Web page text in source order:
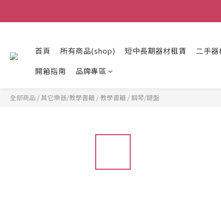
首頁 所有商品(shop) 短中長期器材租賃
二手
開箱指南
品牌專區
全部商品 /其它樂器/教學書籍 / 教學書籍 /鋼琴/鍵盤